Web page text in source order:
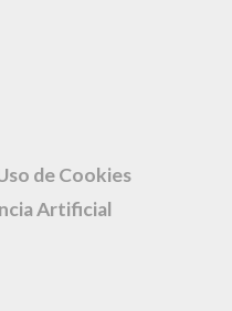
de Cookies
Artificial